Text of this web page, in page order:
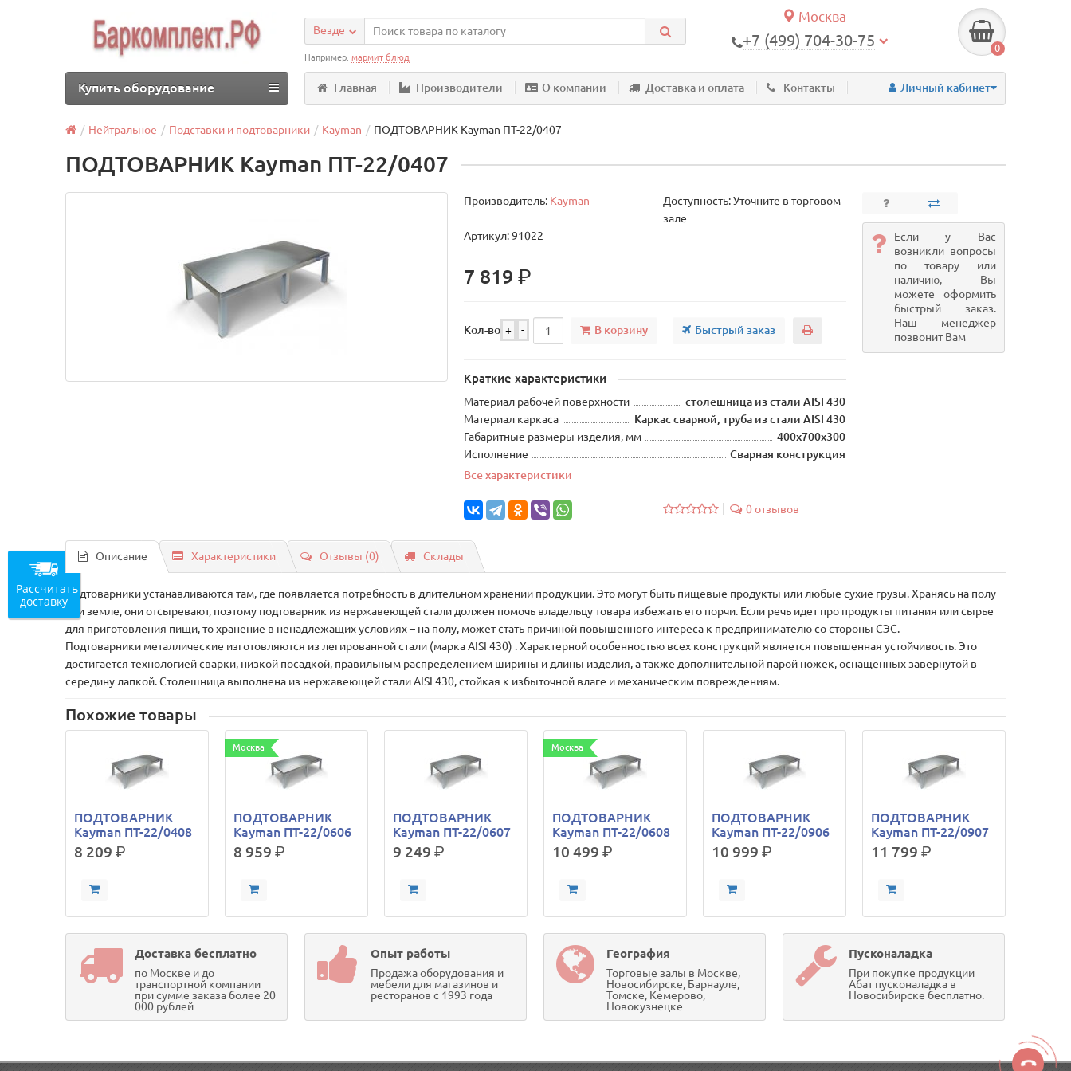
Москва
+7 (499) 704-30-75 0
Везде
Например:мармит блюд
Главная Производители О компании Доставка и оплата Контакты Личный кабинет
Купить оборудование
Нейтральное Подставки и подтоварники Kayman ПОДТОВАРНИК Kayman ПТ-22/0407
ПОДТОВАРНИК Kayman ПТ-22/0407
Производитель: Kayman
Доступность: Уточните в торговом
зале
Артикул: 91022
7 819р.
Кол-во + - В корзину Быстрый заказ
Краткие характеристики
Материал рабочей поверхности
столешница из стали AISI 430
Материал каркаса
Каркас сварной, труба из стали AISI 430
Габаритные размеры изделия, мм
400х700х300
Исполнение
Сварная конструкция
Все характеристики
0 отзывов
Если у Вас
возникли вопросы
по товару или
наличию, Вы
можете оформить
быстрый заказ.
Наш менеджер
позвонит Вам
Описание Характеристики Отзывы (0) Склады
Подтоварники устанавливаются там, где появляется потребность в длительном хранении продукции. Это могут быть пищевые продукты или любые сухие грузы. Хранясь на полу
или земле, они отсыревают, поэтому подтоварник из нержавеющей стали должен помочь владельцу товара избежать его порчи. Если речь идет про продукты питания или сырье
для приготовления пищи, то хранение в ненадлежащих условиях – на полу, может стать причиной повышенного интереса к предпринимателю со стороны СЭС.
Подтоварники металлические изготовляются из легированной стали (марка AISI 430) . Характерной особенностью всех конструкций является повышенная устойчивость. Это
достигается технологией сварки, низкой посадкой, правильным распределением ширины и длины изделия, а также дополнительной парой ножек, оснащенных завернутой в
середину лапкой. Столешница выполнена из нержавеющей стали AISI 430, стойкая к избыточной влаге и механическим повреждениям.
Похожие товары
ПОДТОВАРНИК
Kayman ПТ-22/0408
8 209р.
Москва
ПОДТОВАРНИК
Kayman ПТ-22/0606
8 959р.
ПОДТОВАРНИК
Kayman ПТ-22/0607
9 249р.
Москва
ПОДТОВАРНИК
Kayman ПТ-22/0608
10 499р.
ПОДТОВАРНИК
Kayman ПТ-22/0906
10 999р.
ПОДТОВАРНИК
Kayman ПТ-22/0907
11 799р.
Доставка бесплатно
по Москве и до
транспортной компании
при сумме заказа более 20
000 рублей
Опыт работы
Продажа оборудования и
мебели для магазинов и
ресторанов с 1993 года
География
Торговые залы в Москве,
Новосибирске, Барнауле,
Томске, Кемерово,
Новокузнецке
Пусконаладка
При покупке продукции
Абат пусконаладка в
Новосибирске бесплатно.
Рассчитать
доставку